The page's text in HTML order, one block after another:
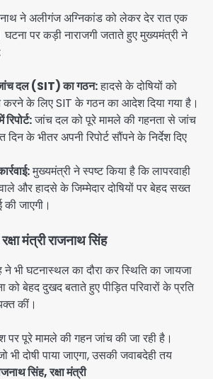
ने अलीगंज अग्निकांड को लेकर देर रात एक
पर कड़ी नाराजगी जताते हुए मुख्यमंत्री ने
दल (SIT) का गठन:हादसे के दोषियों को
करने के लिए SIT के गठन का आदेश दिया गया है।
जांच दल को पूरे मामले की गहनता से जांच
दिन के भीतर अपनी रिपोर्ट सौंपने के निर्देश दिए
मुख्यमंत्री ने स्पष्ट किया है कि लापरवाही
और हादसे के जिम्मेदार दोषियों पर बेहद सख्त
की जाएगी।
मंत्री राजनाथ सिंह
ने भी घटनास्थल का दौरा कर स्थिति का जायजा
को बेहद दुखद बताते हुए पीड़ित परिवारों के प्रति
कीं।
पर पूरे मामले की गहन जांच की जा रही है।
दोषी पाया जाएगा, उसकी जवाबदेही तय
सिंह, रक्षा मंत्री